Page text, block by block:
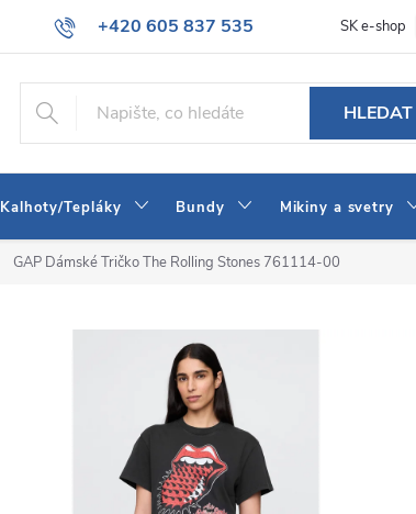
+420 605 837 535
info@jeans-shop.cz
Obchodní podmínky Naše prodejna Blog
SK e-shop
HLEDAT
Kalhoty/Tepláky Bundy Mikiny a svetry
GAP Dámské Tričko The Rolling Stones 761114-00